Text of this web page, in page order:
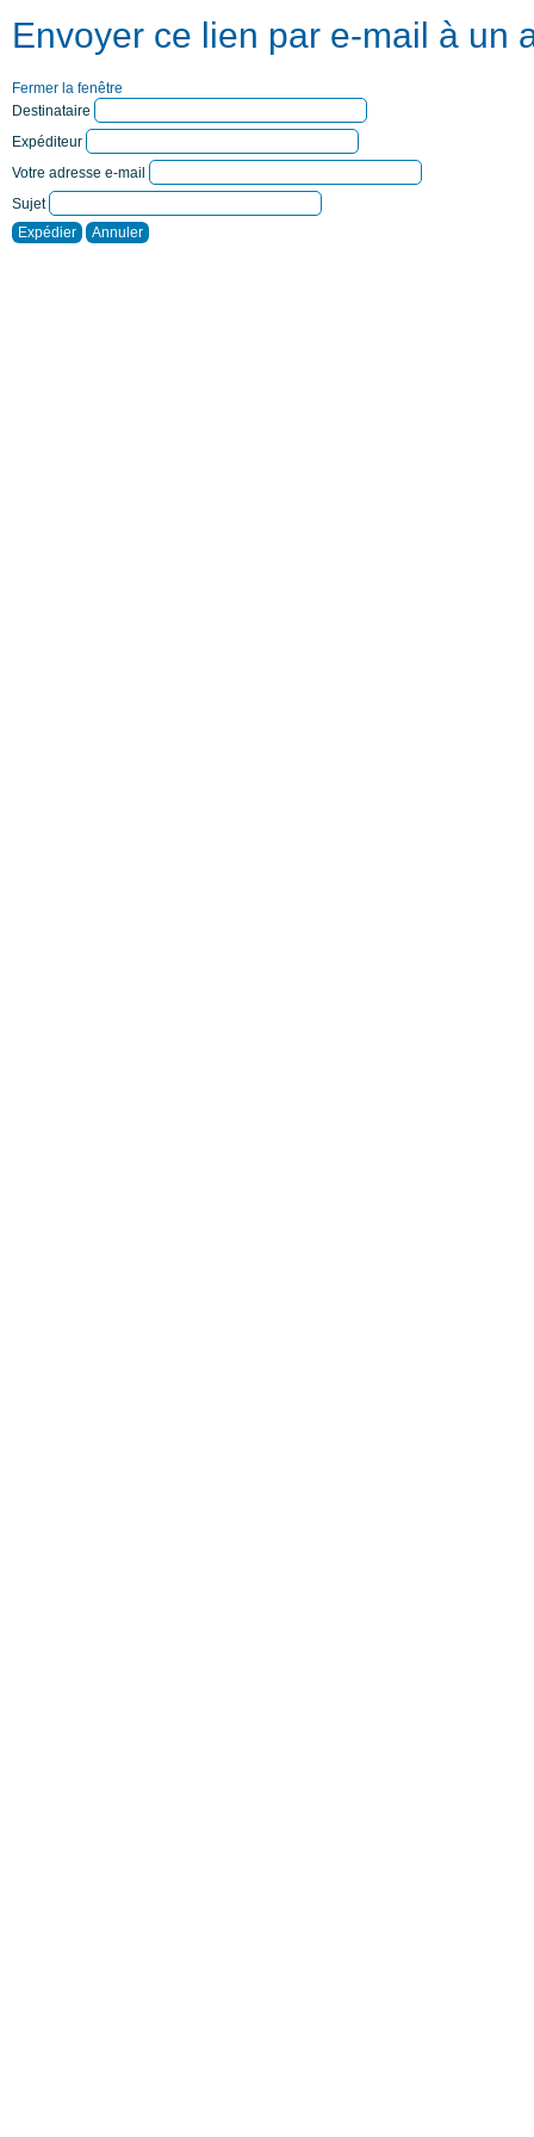
Envoyer ce lien par e-mail à un
Fermer la fenêtre
Destinataire
Expéditeur
Votre adresse e-mail
Sujet
Expédier
Annuler